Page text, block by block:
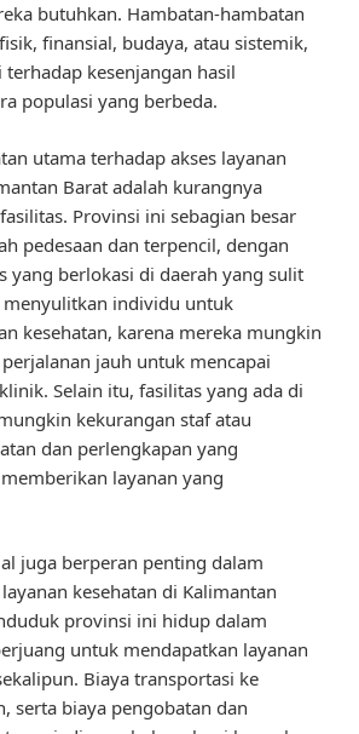
butuhkan. Hambatan-hambatan
finansial, budaya, atau sistemik,
kesenjangan hasil
populasi yang berbeda.
utama terhadap akses layanan
Barat adalah kurangnya
Provinsi ini sebagian besar
pedesaan dan terpencil, dengan
yang berlokasi di daerah yang sulit
individu untuk
kesehatan, karena mereka mungkin
jauh untuk mencapai
Selain itu, fasilitas yang ada di
kekurangan staf atau
dan perlengkapan yang
layanan yang
juga berperan penting dalam
kesehatan di Kalimantan
provinsi ini hidup dalam
untuk mendapatkan layanan
Biaya transportasi ke
serta biaya pengobatan dan